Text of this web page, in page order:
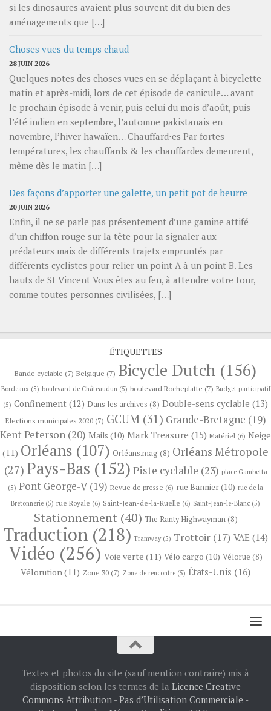
si les dinosaures avaient plus souvent dit du bien des
aménagements que […]
Choses vues du temps chaud
28 JUIN 2026
Quelques notes des choses vues en se déplaçant à bicyclette
matin et après-midi, lors de cet épisode de canicule… avant
le prochain épisode à venir, puis celui du mois d’août, puis
l’été indien en septembre, l’automne pakistanais en
novembre, l’hiver hawaïen… Chauffard⋅es Par fortes
températures, les chauffards & les chauffardes demeurent,
même dès le matin […]
Des façons d’apporter une galette, un petit pot de beurre
20 JUIN 2026
Enfin, il ne se parle pas présentement d’une gamine attifé
d’un chiffon rouge sur la tête pour la signaler aux
prédateurs mais de différents trajets empruntés par
différents cyclistes pour relier un point A à un point B. Les
hauts de St Vincent Vous êtes au feu, à attendre votre tour,
comme toutes personnes civilisées, […]
ÉTIQUETTES
Bande cyclable (7) Belgique (7) Bicycle Dutch (156)
Bordeaux(5) boulevard de Châteaudun(5) boulevard Rocheplatte (7) Budget participatif
(5) Confinement (12) Dans les archives (8) Double-sens cyclable (13)
Elections municipales 2020(7) GCUM(31) Grande-Bretagne (19)
Kent Peterson (20) Mails (10) Mark Treasure (15) Matériel (6) Neige
(11) Orléans (107) Orléans.mag (8) Orléans Métropole
(27) Pays-Bas (152) Piste cyclable (23) place Gambetta
(5) Pont George-V(19) Revue de presse (6) rue Bannier(10) rue de la
Bretonnerie (5) rue Royale (6) Saint-Jean-de-la-Ruelle (6) Saint-Jean-le-Blanc (5)
Stationnement (40) The Ranty Highwayman(8)
Traduction (218) Tramway(5) Trottoir (17) VAE (14)
Vidéo (256) Voie verte (11) Vélo cargo (10) Vélorue (8)
Vélorution(11) Zone 30 (7) Zone de rencontre (5) États-Unis (16)
Textes et photos du site (sauf mention contraire) mis à
disposition selon les termes de la Licence Creative
Commons Attribution - Pas d’Utilisation Commerciale -